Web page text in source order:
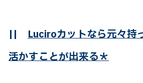
|| Luciroカットなら元々持
活かすことが出来る＊